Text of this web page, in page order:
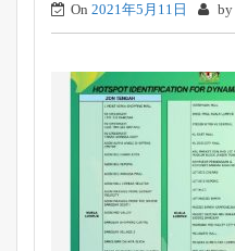
On 2021年5月11日 by